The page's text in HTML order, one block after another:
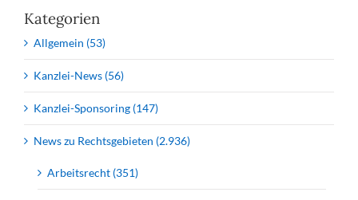
Kategorien
Allgemein (53)
Kanzlei-News (56)
Kanzlei-Sponsoring (147)
News zu Rechtsgebieten (2.936)
Arbeitsrecht (351)